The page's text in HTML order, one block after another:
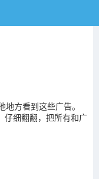
方看到这些广告。
仔细翻翻，把所有和广